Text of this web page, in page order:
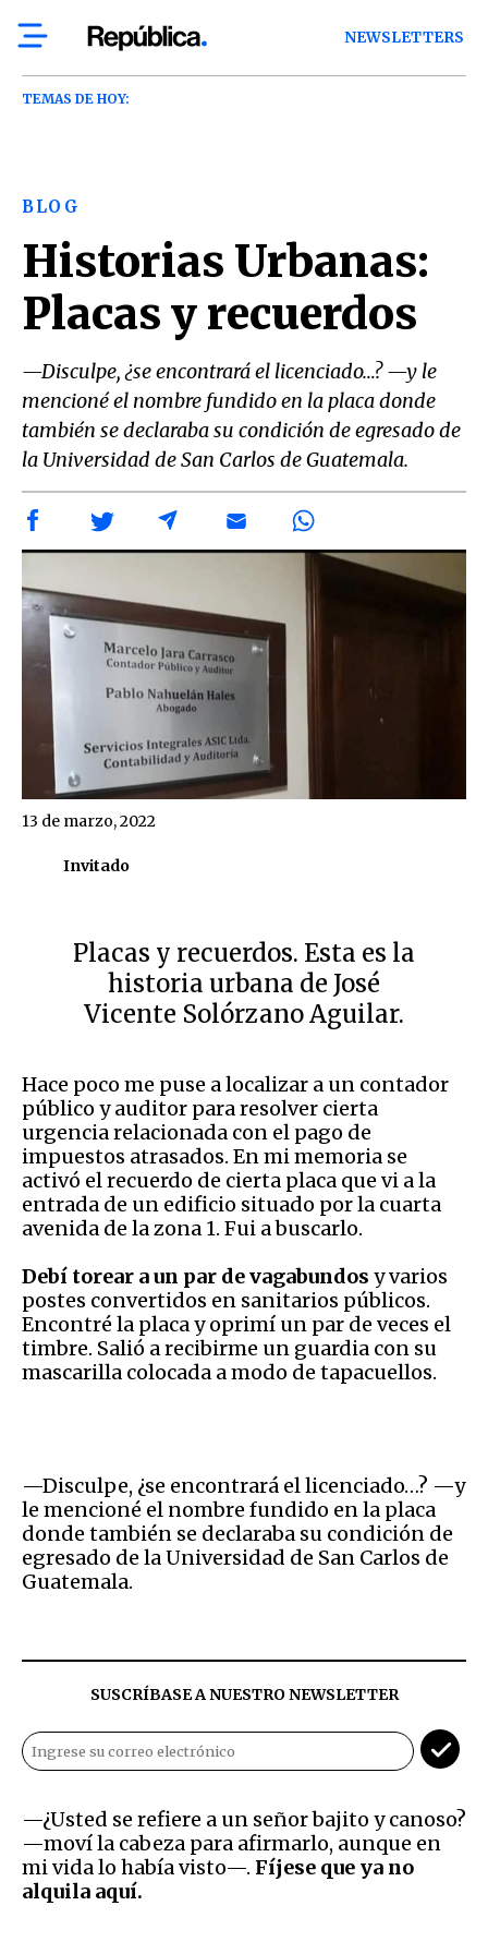
NEWSLETTERS
TEMAS DE HOY:
BLOG
Historias Urbanas:
Placas y recuerdos
—Disculpe, ¿se encontrará el licenciado…? —y le
mencioné el nombre fundido en la placa donde
también se declaraba su condición de egresado de
la Universidad de San Carlos de Guatemala.
Invitado
13 de marzo, 2022
Placas y recuerdos. Esta es la
historia urbana de José
Vicente Solórzano Aguilar.
Hace poco me puse a localizar a un contador
público y auditor para resolver cierta
urgencia relacionada con el pago de
impuestos atrasados. En mi memoria se
activó el recuerdo de cierta placa que vi a la
entrada de un edificio situado por la cuarta
avenida de la zona 1. Fui a buscarlo.
Debí torear a un par de vagabundos y varios
postes convertidos en sanitarios públicos.
Encontré la placa y oprimí un par de veces el
timbre. Salió a recibirme un guardia con su
mascarilla colocada a modo de tapacuellos.
—Disculpe, ¿se encontrará el licenciado…? —y
le mencioné el nombre fundido en la placa
donde también se declaraba su condición de
egresado de la Universidad de San Carlos de
Guatemala.
SUSCRÍBASE A NUESTRO NEWSLETTER
—¿Usted se refiere a un señor bajito y canoso?
—moví la cabeza para afirmarlo, aunque en
mi vida lo había visto—. Fíjese que ya no
alquila aquí.